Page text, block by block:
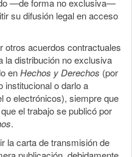
—de forma no exclusiva—
su difusión legal en acceso
otros acuerdos contractuales
la distribución no exclusiva
enHechos y Derechos (por
institucional o darlo a
o electrónicos), siempre que
el trabajo se publicó por
.
la carta de transmisión de